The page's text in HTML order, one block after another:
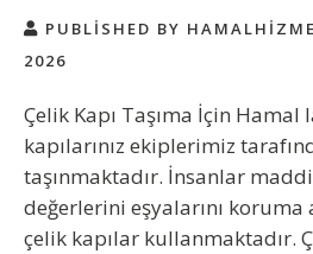
PUBLISHED BY
2026
Çelik Kapı Taşıma İçin Hamal
kapılarınız ekiplerimiz
taşınmaktadır. İnsanlar
değerlerini eşyalarını koruma
çelik kapılar kullanmaktadır.